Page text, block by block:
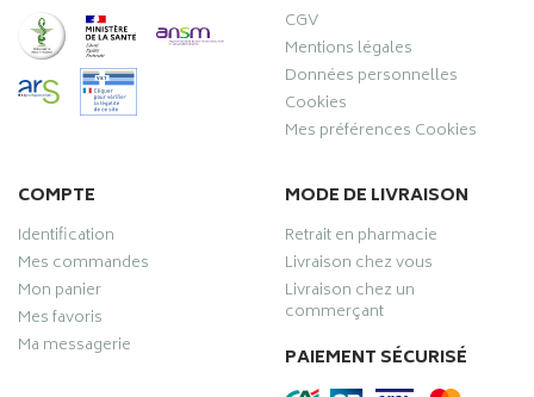
CGV
Mentions légales
Données personnelles
Cookies
Mes préférences Cookies
COMPTE
Identification
Mes commandes
Mon panier
Mes favoris
Ma messagerie
MODE DE LIVRAISON
Retrait en pharmacie
Livraison chez vous
Livraison chez un
commerçant
PAIEMENT SÉCURISÉ